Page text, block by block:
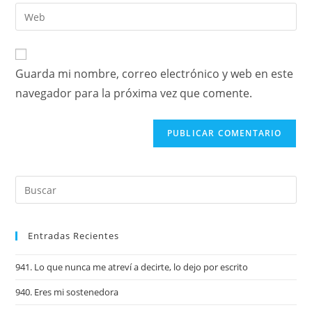
Guarda mi nombre, correo electrónico y web en este
navegador para la próxima vez que comente.
Entradas Recientes
941. Lo que nunca me atreví a decirte, lo dejo por escrito
940. Eres mi sostenedora